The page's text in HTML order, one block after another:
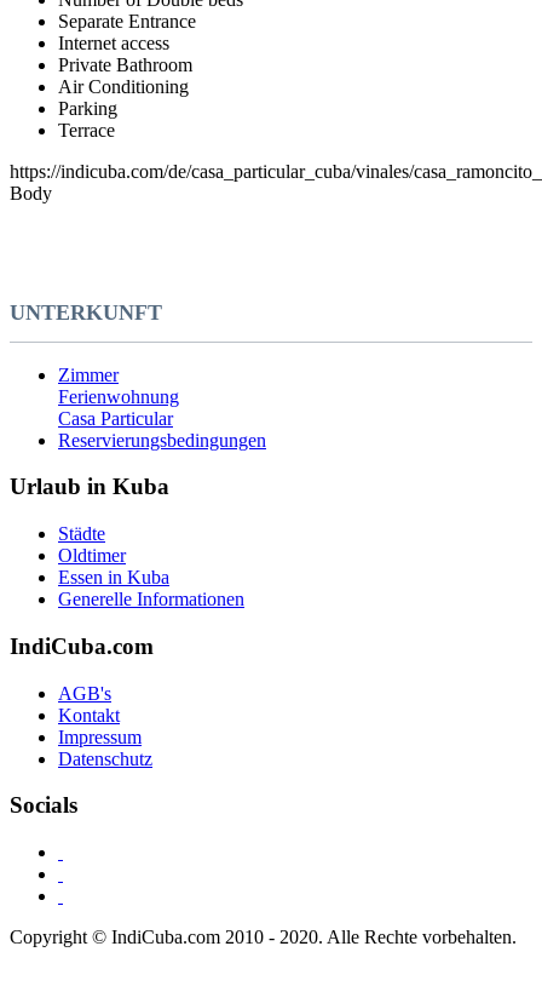
Separate Entrance
Internet access
Private Bathroom
Air Conditioning
Parking
Terrace
https://indicuba.com/de/casa_particular_cuba/vinales/
Body
UNTERKUNFT
Zimmer
Ferienwohnung
Casa Particular
Reservierungsbedingungen
Urlaub in Kuba
Städte
Oldtimer
Essen in Kuba
Generelle Informationen
IndiCuba.com
AGB's
Kontakt
Impressum
Datenschutz
Socials
Copyright © IndiCuba.com 2010 - 2020. Alle Rechte vorbehalten.